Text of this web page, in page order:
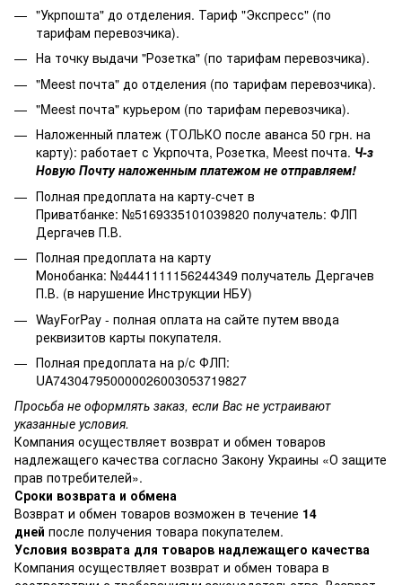
"Укрпошта" до отделения. Тариф "Экспресс" (по
тарифам перевозчика).
На точку выдачи "Розетка" (по тарифам перевозчика).
"Meest почта" до отделения (по тарифам перевозчика).
"Meest почта" курьером (по тарифам перевозчика).
Наложенный платеж (ТОЛЬКО после аванса 50 грн. на
карту): работает с Укрпочта, Розетка, Meest почта. Ч-з
Новую Почту наложенным платежом не отправляем!
Полная предоплата на карту-счет в
Приватбанке: №5169335101039820 получатель: ФЛП
Дергачев П.В.
Полная предоплата на карту
Монобанка: №4441111156244349 получатель Дергачев
П.В. (в нарушение Инструкции НБУ)
WayForPay - полная оплата на сайте путем ввода
реквизитов карты покупателя.
Полная предоплата на р/с ФЛП:
UA743047950000026003053719827
Просьба не оформлять заказ, если Вас не устраивают
указанные условия.
Компания осуществляет возврат и обмен товаров
надлежащего качества согласно Закону Украины «О защите
прав потребителей».
Сроки возврата и обмена
Возврат и обмен товаров возможен в течение 14
дней после получения товара покупателем.
Условия возврата для товаров надлежащего качества
Компания осуществляет возврат и обмен товара в